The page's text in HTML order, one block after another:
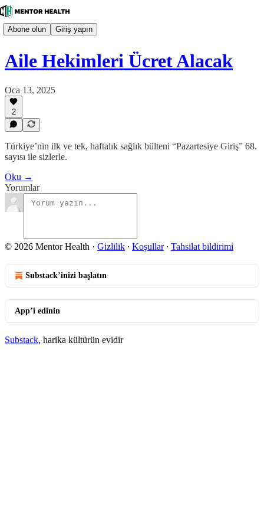
Abone olun Giriş yapın
Aile Hekimleri Ücret Alacak
Oca 13, 2025
2
Türkiye’nin ilk ve tek, haftalık sağlık bülteni “Pazartesiye Giriş” 68.
sayısı ile sizlerle.
Oku →
Yorumlar
© 2026 Mentor Health · Gizlilik ∙ Koşullar∙ Tahsilat bildirimi
Substack’inizi başlatın
App’i edinin
Substack, harika kültürün evidir